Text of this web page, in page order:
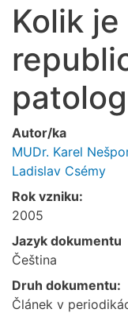
Kolik
Autor/ka
MUDr. Karel
Ladislav Csémy
Rok vzniku:
2005
Jazyk dokumentu
Čeština
Druh dokumentu:
Článek v